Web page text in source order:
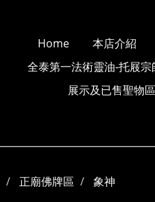
Home 本店介紹
全泰第一法術靈油-托屐宗
展示及已售聖物區
正廟佛牌區 象神